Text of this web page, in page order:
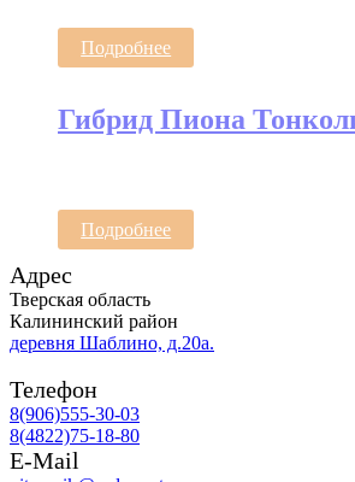
Подробнее
Гибрид Пиона
Подробнее
Адрес
Тверская область
Калининский район
деревня Шаблино, д.20а.
Телефон
8(906)555-30-03
8(4822)75-18-80
E-Mail